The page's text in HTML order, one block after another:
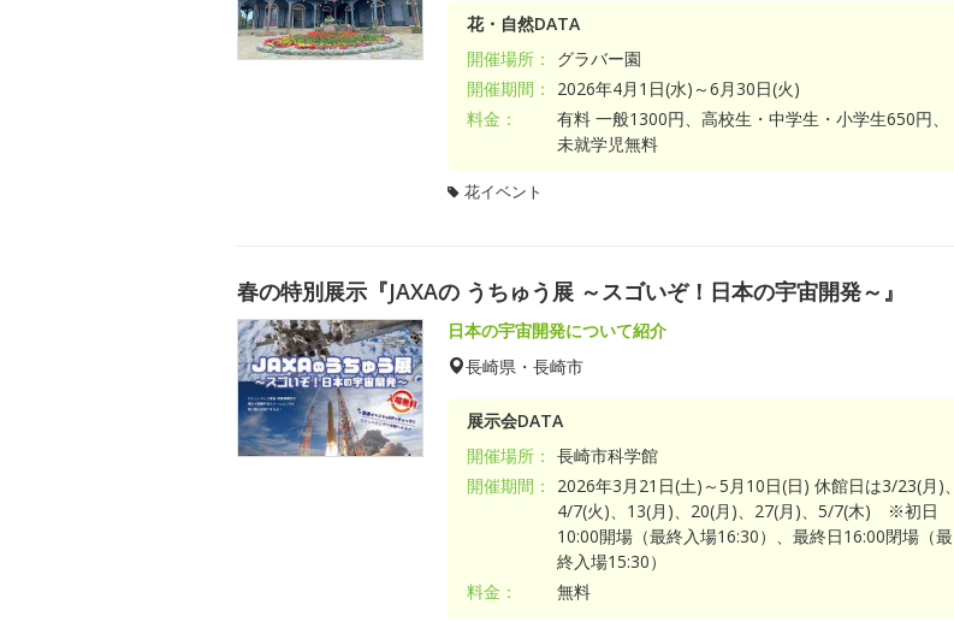
花・自然DATA
開催場所：
グラバー園
開催期間：
2026年4月1日(水)～6月30日(火)
料金：
有料 一般1300円、高校生・中学生・小学生650円、
未就学児無料
花イベント
春の特別展示『JAXAの うちゅう展 ～スゴいぞ！日本の宇宙開発～』
日本の宇宙開発について紹介
長崎県・長崎市
展示会DATA
開催場所： 長崎市科学館
開催期間：
2026年3月21日(土)～5月10日(日) 休館日は3/23(月)、
4/7(火)、13(月)、20(月)、27(月)、5/7(木) ※初日
10:00開場（最終入場16:30）、最終日16:00閉場（最
終入場15:30）
料金：
無料